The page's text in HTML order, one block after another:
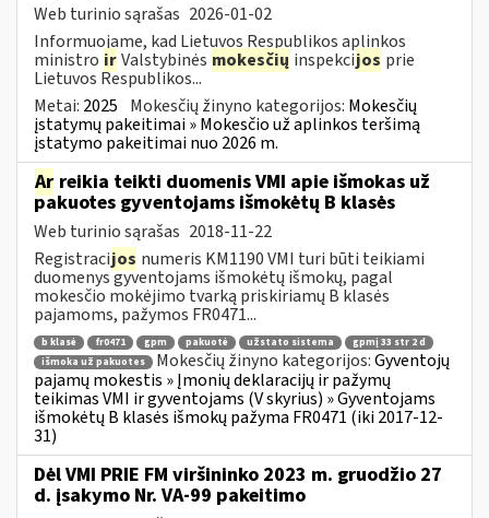
Web turinio sąrašas 2026-01-02
Informuojame, kad Lietuvos Respublikos aplinkos
ministro irValstybinės mokesčių inspekcijos prie
Lietuvos Respublikos...
Metai: 2025 Mokesčių žinyno kategorijos: Mokesčių
įstatymų pakeitimai » Mokesčio už aplinkos teršimą
įstatymo pakeitimai nuo 2026 m.
Ar reikia teikti duomenis VMI apie išmokas už
pakuotes gyventojams išmokėtų B klasės
Web turinio sąrašas 2018-11-22
Registracijos numeris KM1190 VMI turi būti teikiami
duomenys gyventojams išmokėtų išmokų, pagal
mokesčio mokėjimo tvarką priskiriamų B klasės
pajamoms, pažymos FR0471...
b klasė fr0471 gpm pakuotė užstato sistema
gpmį 33 str 2 d
išmoka už pakuotes
Mokesčių žinyno kategorijos:Gyventojų
pajamų mokestis » Įmonių deklaracijų ir pažymų
teikimas VMI ir gyventojams (V skyrius) » Gyventojams
išmokėtų B klasės išmokų pažyma FR0471 (iki 2017-12-
31)
Dėl VMI PRIE FM viršininko 2023 m. gruodžio 27
d. įsakymo Nr. VA-99 pakeitimo